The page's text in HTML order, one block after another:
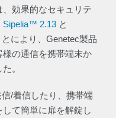
効果的なセキュリテ
Sipelia™ 2.13 と
により、Genetec製品
の通信を携帯端末か
。
/着信したり、携帯端
て簡単に扉を解錠し